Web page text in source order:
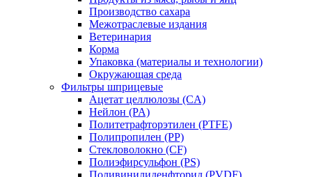
Производство сахара
Межотраслевые издания
Ветеринария
Корма
Упаковка (материалы и технологии)
Окружающая среда
Фильтры шприцевые
Ацетат целлюлозы (CA)
Нейлон (PA)
Политетрафторэтилен (PTFE)
Полипропилен (PP)
Стекловолокно (CF)
Полиэфирсульфон (PS)
Поливинилиденфторид (PVDF)